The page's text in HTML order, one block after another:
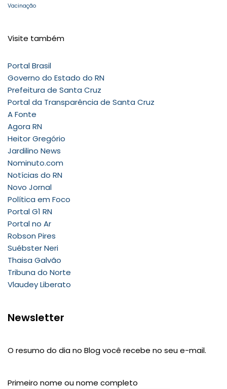
Vacinação
Visite também
Portal Brasil
Governo do Estado do RN
Prefeitura de Santa Cruz
Portal da Transparência de Santa Cruz
A Fonte
Agora RN
Heitor Gregório
Jardilino News
Nominuto.com
Notícias do RN
Novo Jornal
Política em Foco
Portal G1 RN
Portal no Ar
Robson Pires
Suébster Neri
Thaisa Galvão
Tribuna do Norte
Vlaudey Liberato
Newsletter
O resumo do dia no Blog você recebe no seu e-mail.
Primeiro nome ou nome completo